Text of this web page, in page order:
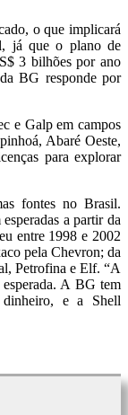
o que implicará
já que o plano de
3 bilhões por ano
BG responde por
e Galp em campos
Abaré Oeste,
para explorar
fontes no Brasil.
a partir da
entre 1998 e 2002
pela Chevron; da
Petrofina e Elf. “A
A BG tem
dinheiro, e a Shell